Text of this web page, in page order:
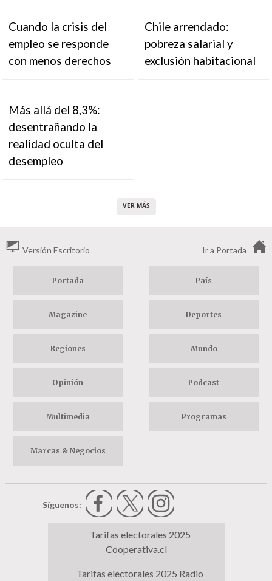
Cuando la crisis del
empleo se responde
con menos derechos
Chile arrendado:
pobreza salarial y
exclusión habitacional
Más allá del 8,3%:
desentrañando la
realidad oculta del
desempleo
VER MÁS
Versión Escritorio Ir a Portada
Portada País
Magazine Deportes
Regiones Mundo
Opinión Podcast
Multimedia Programas
Marcas & Negocios
Síguenos:
Tarifas electorales 2025
Cooperativa.cl
Tarifas electorales 2025 Radio